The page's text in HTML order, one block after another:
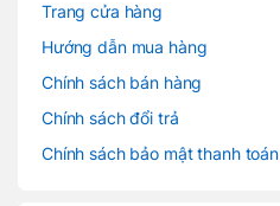
Trang cửa hàng
Hướng dẫn mua hàng
Chính sách bán hàng
Chính sách đổi trả
Chính sách bảo mật thanh toán